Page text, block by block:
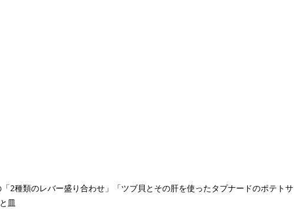
「2種類のレバー盛り合わせ」「ツブ貝とその肝を使ったタプナードのポテトサ
皿